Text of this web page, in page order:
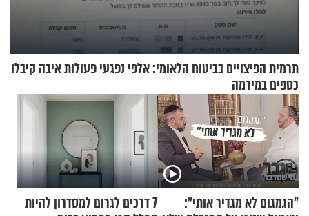
תרמית הפיצויים בביטוח הלאומי: אלפי נפגעי פעולות איבה קיבלו
כספים במירמה
"הגמגום לא מגדיר אותי":
7 דרכים לגרום למסדרון להיות